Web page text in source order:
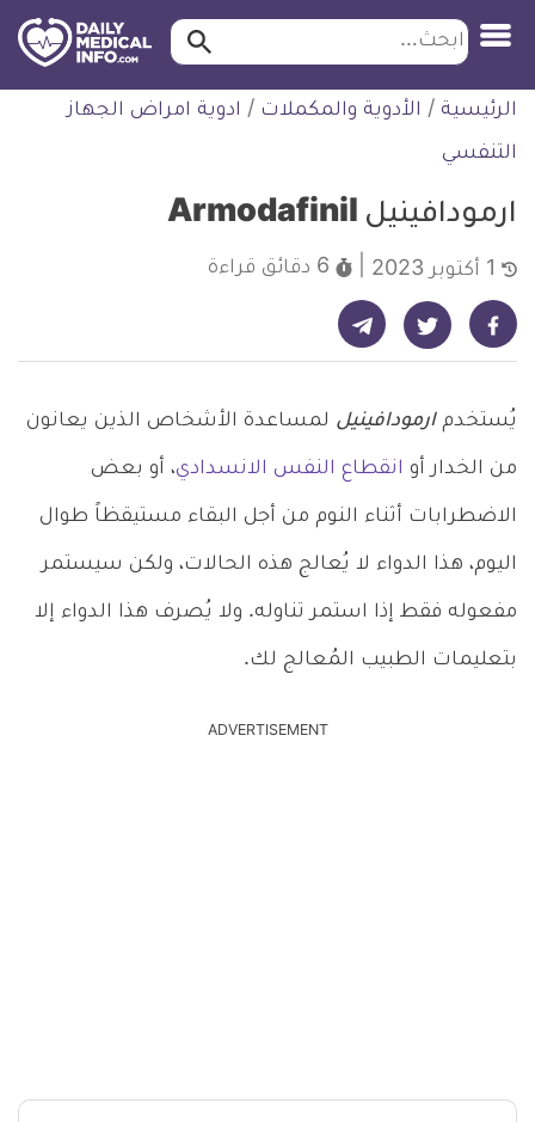
التخطي
للمحتوى
طبية
ابحث ابحث…
الرئيسية / الأدوية والمكملات / ادوية امراض الجهاز
التنفسي
ارمودافينيل Armodafinil
6 دقائق قراءة
شارك على فيسبوك - ديلي ميديكال انفو شارك على تويتر - ديلي ميديكال انفو شارك على تيليجرام - ديلي ميديكال انفو
يُستخدمارمودافينيل لمساعدة الأشخاص الذين يعانون
من الخدار أو انقطاع النفس الانسدادي، أو بعض
الاضطرابات أثناء النوم من أجل البقاء مستيقظاً طوال
اليوم، هذا الدواء لا يُعالج هذه الحالات، ولكن سيستمر
مفعوله فقط إذا استمر تناوله. ولا يُصرف هذا الدواء إلا
بتعليمات الطبيب المُعالج لك.
ADVERTISEMENT